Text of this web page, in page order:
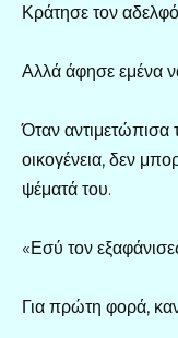
Κράτησε τον
Αλλά άφησε εμένα
Όταν
οικογένεια, δεν
ψέματά του.
«Εσύ τον
Για πρώτη φορά,